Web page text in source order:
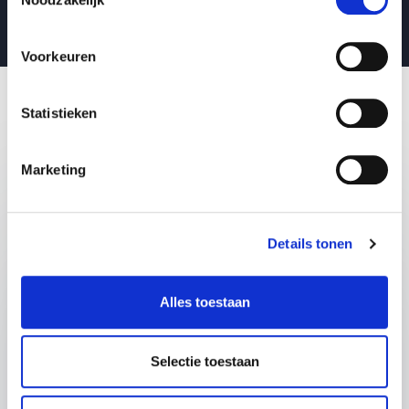
Voorkeuren
Statistieken
Marketing
Details tonen
Alles toestaan
Selectie toestaan
Volgende
Eerst hulp bij veranderen
In veel organisaties botsen executie en
alledag laat weinig ruimte voor innovatie en
zorgt ervoor dat verandering stroef en
actief mee aan de slag.
samenwerking binnen jouw team of organisatie